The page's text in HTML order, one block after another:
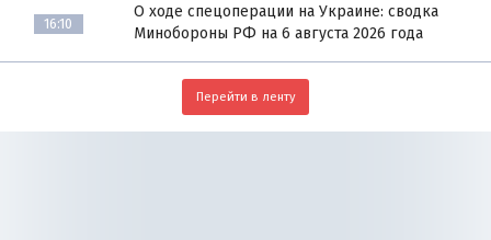
16:10
О ходе спецоперации на Украине: сводка
Минобороны РФ на 6 августа 2026 года
Перейти в ленту